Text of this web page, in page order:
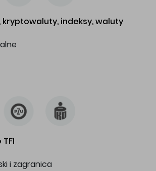
kryptowaluty, indeksy, waluty
i zagranica